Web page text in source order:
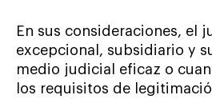
En sus consideraciones, el
excepcional, subsidiario y
medio judicial eficaz o
los requisitos de